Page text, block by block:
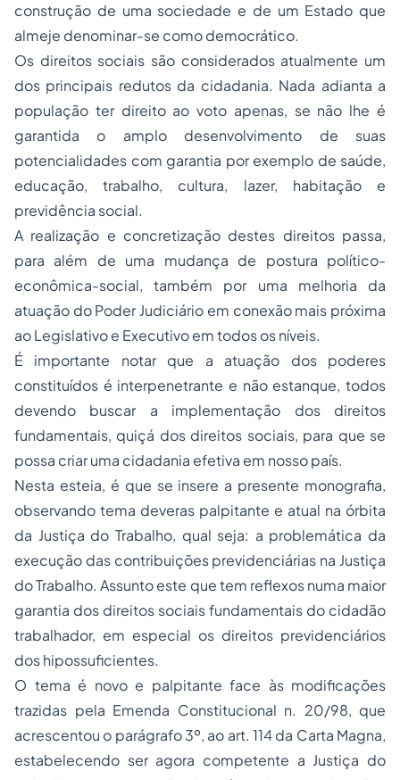
construção de uma sociedade e de um Estado que
almeje denominar-se como democrático.
Os direitos sociais são considerados atualmente um
dos principais redutos da cidadania. Nada adianta a
população ter direito ao voto apenas, se não lhe é
garantida o amplo desenvolvimento de suas
potencialidades com garantia por exemplo de saúde,
educação, trabalho, cultura, lazer, habitação e
previdência social.
A realização e concretização destes direitos passa,
para além de uma mudança de postura político-
econômica-social, também por uma melhoria da
atuação do Poder Judiciário em conexão mais próxima
ao Legislativo e Executivo em todos os níveis.
É importante notar que a atuação dos poderes
constituídos é interpenetrante e não estanque, todos
devendo buscar a implementação dos direitos
fundamentais, quiçá dos direitos sociais, para que se
possa criar uma cidadania efetiva em nosso país.
Nesta esteia, é que se insere a presente monografia,
observando tema deveras palpitante e atual na órbita
da Justiça do Trabalho, qual seja: a problemática da
execução das contribuições previdenciárias na Justiça
do Trabalho. Assunto este que tem reflexos numa maior
garantia dos direitos sociais fundamentais do cidadão
trabalhador, em especial os direitos previdenciários
dos hipossuficientes.
O tema é novo e palpitante face às modificações
trazidas pela Emenda Constitucional n. 20/98, que
acrescentou o parágrafo 3º, ao art. 114 da Carta Magna,
estabelecendo ser agora competente a Justiça do